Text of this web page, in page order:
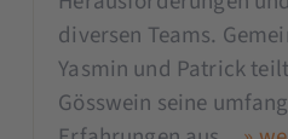
diversen Teams.
Yasmin und Patrick
Gösswein seine